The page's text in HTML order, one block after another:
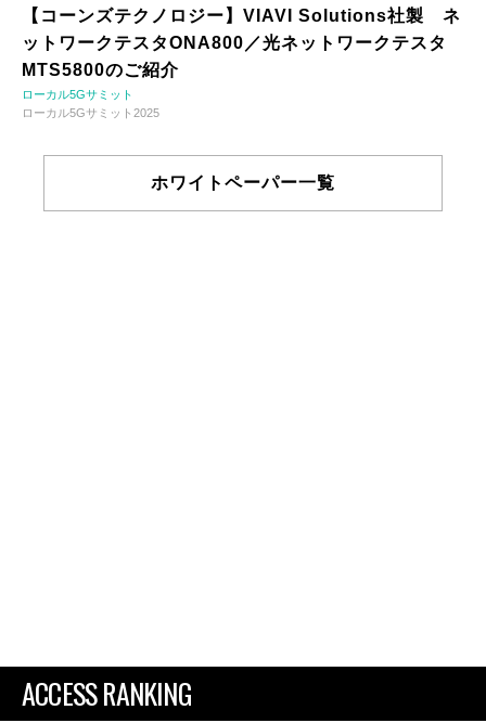
【コーンズテクノロジー】VIAVI Solutions社製 ネ
ットワークテスタONA800／光ネットワークテスタ
MTS5800のご紹介
ローカル5Gサミット
ローカル5Gサミット2025
ホワイトペーパー一覧
ACCESS RANKING